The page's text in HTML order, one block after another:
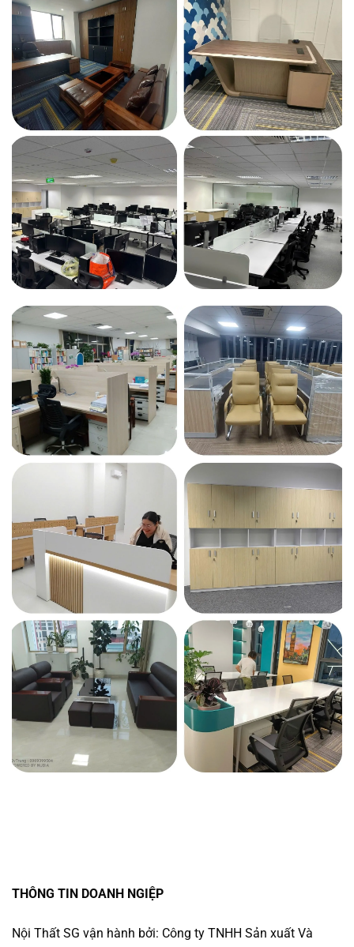
THÔNG TIN DOANH NGIỆP
Nội Thất SG vận hành bởi: Công ty TNHH Sản xuất Và